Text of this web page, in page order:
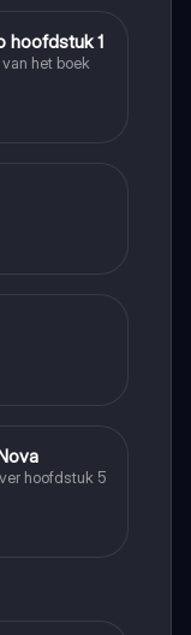
hoofdstuk 1
het boek
hoofdstuk 5